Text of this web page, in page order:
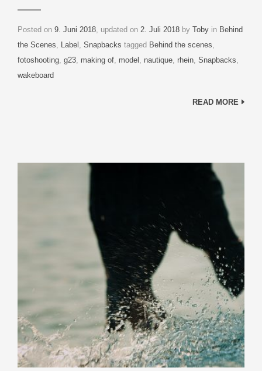
Posted on 9. Juni 2018, updated on 2. Juli 2018 by Toby in Categories
Behind
the Scenes, Label , Snapbacks tagged Tags
Behind the scenes,
fotoshooting, g23, making of, model , nautique, rhein, Snapbacks,
wakeboard
READ MORE